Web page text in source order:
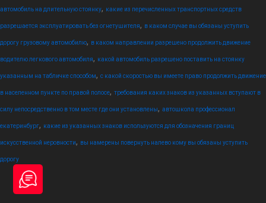
автомобиль на длительную стоянку, какие из перечисленных транспортных средств
разрешается эксплуатировать без огнетушителя, в каком случае вы обязаны уступить
дорогу грузовому автомобилю, в каком направлении разрешено продолжить движение
водителю легкового автомобиля, какой автомобиль разрешено поставить на стоянку
указанным на табличке способом, с какой скоростью вы имеете право продолжить движение
в населенном пункте по правой полосе, требования каких знаков из указанных вступают в
силу непосредственно в том месте где они установлены, автошкола профессионал
екатеринбург, какие из указанных знаков используются для обозначения границ
искусственной неровности, вы намерены повернуть налево кому вы обязаны уступить
дорогу